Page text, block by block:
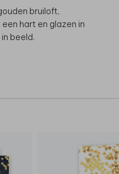
bruiloft,
hart en glazen in
beeld.